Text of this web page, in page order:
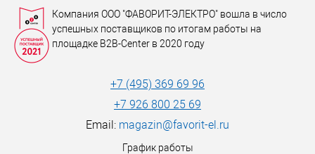
Компания ООО "ФАВОРИТ-ЭЛЕКТРО" вошла в число
успешных поставщиков по итогам работы на
площадке B2B-Center в 2020 году
+7 (495) 369 69 96
+7 926 800 25 69
Email: magazin@favorit-el.ru
График работы